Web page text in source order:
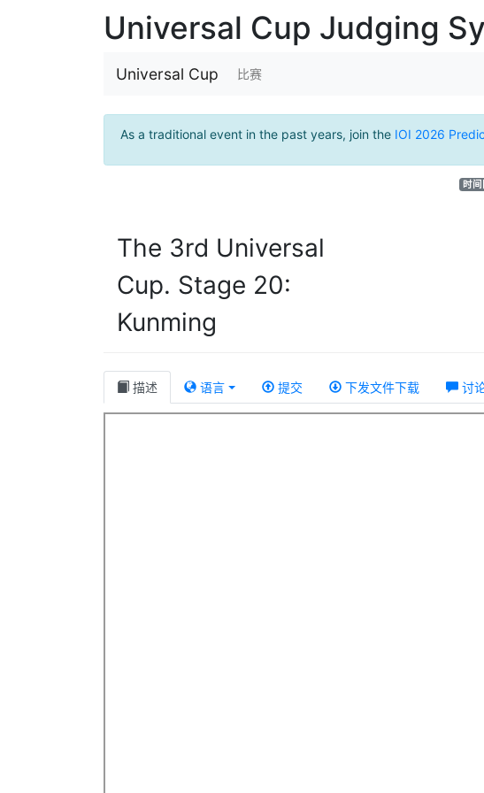
Universal Cup Judging
Universal Cup 比赛
As a traditional event in the past years, join the IOI 2026
时
The 3rd Universal
Cup. Stage 20:
Kunming
描述 语言 提交 下发文件下载 讨